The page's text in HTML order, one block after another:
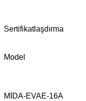
Sertifikatlaşdırma
Model
MİDA-EVAE-16A